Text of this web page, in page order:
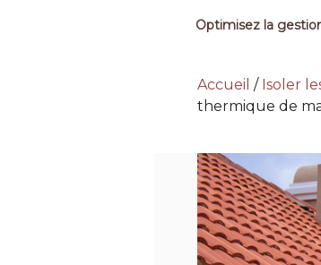
Optimisez la
Accueil / Isoler
thermique de